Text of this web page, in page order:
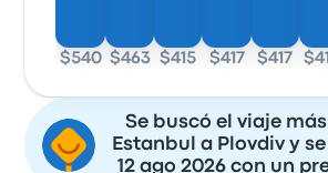
$540 $463 $415 $417 $417
Se buscó el viaje
Estanbul a Plovdiv y
12 ago 2026 con un